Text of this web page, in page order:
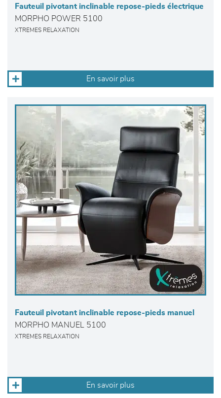
Fauteuil pivotant inclinable repose-pieds électrique
MORPHO POWER 5100
XTREMES RELAXATION
En savoir plus
Fauteuil pivotant inclinable repose-pieds manuel
MORPHO MANUEL 5100
XTREMES RELAXATION
En savoir plus